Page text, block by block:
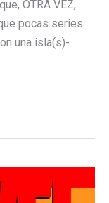
OTRA VEZ,
pocas series
una isla(s)-